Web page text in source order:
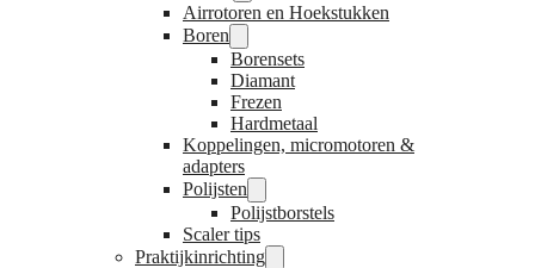
Airrotoren en Hoekstukken
Boren
Borensets
Diamant
Frezen
Hardmetaal
Koppelingen, micromotoren &
adapters
Polijsten
Polijstborstels
Scaler tips
Praktijkinrichting